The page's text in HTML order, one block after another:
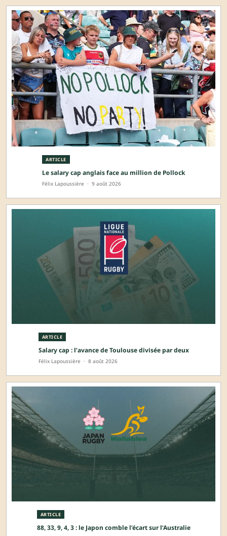
ARTICLE
Le salary cap anglais face au million de Pollock
Félix Lapoussière · 9 août 2026
ARTICLE
Salary cap : l’avance de Toulouse divisée par deux
Félix Lapoussière · 8 août 2026
ARTICLE
88, 33, 9, 4, 3 : le Japon comble l’écart sur l’Australie